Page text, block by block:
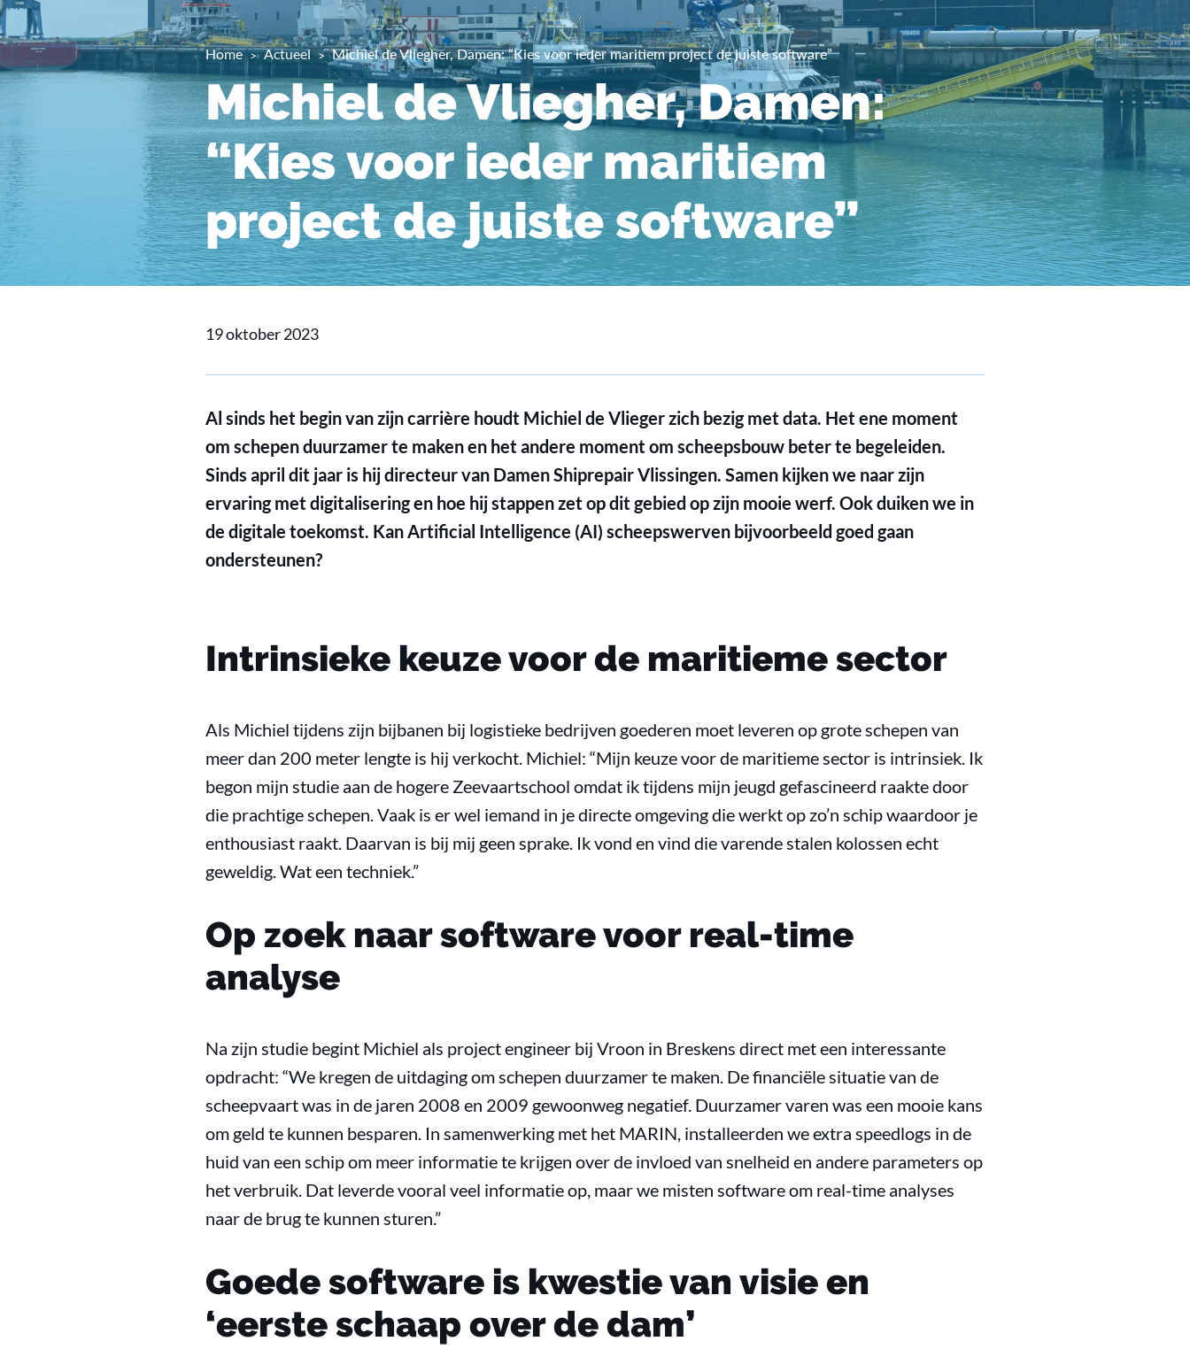
Home Actueel Michiel de Vliegher, Damen: “Kies voor ieder maritiem project de juiste software”
Michiel de Vliegher, Damen:
“Kies voor ieder maritiem
project de juiste software”
19 oktober 2023
Al sinds het begin van zijn carrière houdt Michiel de Vlieger zich bezig met data. Het ene moment
om schepen duurzamer te maken en het andere moment om scheepsbouw beter te begeleiden.
Sinds april dit jaar is hij directeur van Damen Shiprepair Vlissingen. Samen kijken we naar zijn
ervaring met digitalisering en hoe hij stappen zet op dit gebied op zijn mooie werf. Ook duiken we in
de digitale toekomst. Kan Artificial Intelligence (AI) scheepswerven bijvoorbeeld goed gaan
ondersteunen?
Intrinsieke keuze voor de maritieme sector
Als Michiel tijdens zijn bijbanen bij logistieke bedrijven goederen moet leveren op grote schepen van
meer dan 200 meter lengte is hij verkocht. Michiel: “Mijn keuze voor de maritieme sector is intrinsiek. Ik
begon mijn studie aan de hogere Zeevaartschool omdat ik tijdens mijn jeugd gefascineerd raakte door
die prachtige schepen. Vaak is er wel iemand in je directe omgeving die werkt op zo’n schip waardoor je
enthousiast raakt. Daarvan is bij mij geen sprake. Ik vond en vind die varende stalen kolossen echt
geweldig. Wat een techniek.”
Op zoek naar software voor real-time
analyse
Na zijn studie begint Michiel als project engineer bij Vroon in Breskens direct met een interessante
opdracht: “We kregen de uitdaging om schepen duurzamer te maken. De financiële situatie van de
scheepvaart was in de jaren 2008 en 2009 gewoonweg negatief. Duurzamer varen was een mooie kans
om geld te kunnen besparen. In samenwerking met het MARIN, installeerden we extra speedlogs in de
huid van een schip om meer informatie te krijgen over de invloed van snelheid en andere parameters op
het verbruik. Dat leverde vooral veel informatie op, maar we misten software om real-time analyses
naar de brug te kunnen sturen.”
Goede software is kwestie van visie en
‘eerste schaap over de dam’